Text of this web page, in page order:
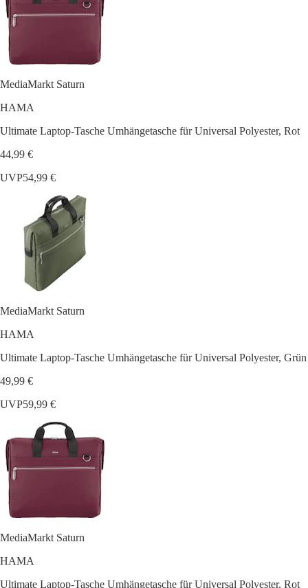
MediaMarkt Saturn
HAMA
Ultimate Laptop-Tasche Umhängetasche für Universal Polyester, Rot
44,99 €
UVP54,99 €
MediaMarkt Saturn
HAMA
Ultimate Laptop-Tasche Umhängetasche für Universal Polyester, Grün
49,99 €
UVP59,99 €
MediaMarkt Saturn
HAMA
Ultimate Laptop-Tasche Umhängetasche für Universal Polyester, Rot